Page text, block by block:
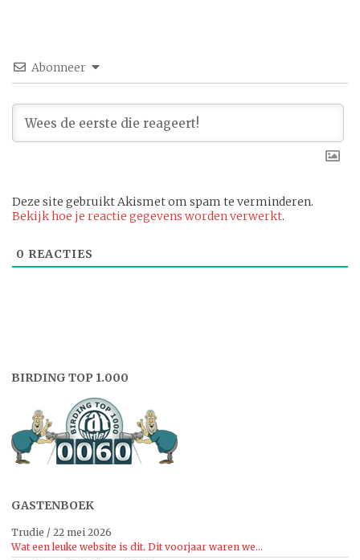
Abonneer
Deze site gebruikt Akismet om spam te verminderen.
Bekijk hoe je reactie gegevens worden verwerkt.
0 REACTIES
BIRDING TOP 1.000
GASTENBOEK
Trudie / 22 mei 2026
Wat een leuke website is dit. Dit voorjaar waren we...